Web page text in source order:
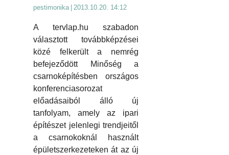
pestimonika 2013.10.20. 14:12
A tervlap.hu szabadon
választott továbbképzései
közé felkerült a nemrég
befejeződött Minőség a
csarnoképítésben országos
konferenciasorozat
előadásaiból álló új
tanfolyam, amely az ipari
építészet jelenlegi trendjeitől
a csarnokoknál használt
épületszerkezeteken át az új